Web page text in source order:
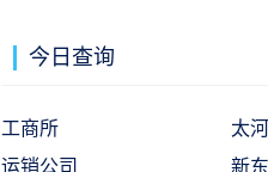
今日查询
工商所 太
运销公司
新